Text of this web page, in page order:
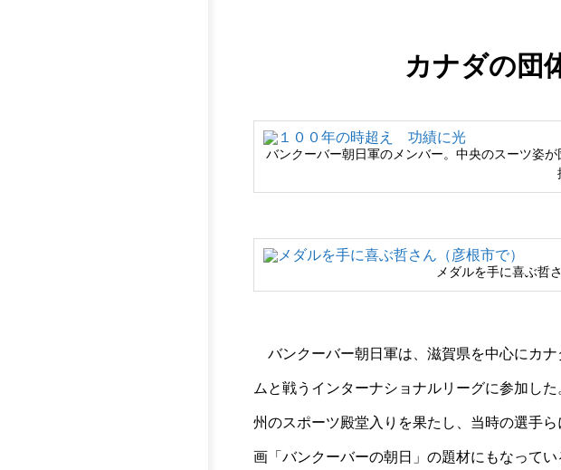
カナダの
バンクーバー朝日軍のメンバー。中央のスーツ姿
メダルを手に喜ぶ哲
バンクーバー朝日軍は、滋賀県を中心にカ
ムと戦うインターナショナルリーグに参加し
州のスポーツ殿堂入りを果たし、当時の選手
画「バンクーバーの朝日」の題材にもなってい